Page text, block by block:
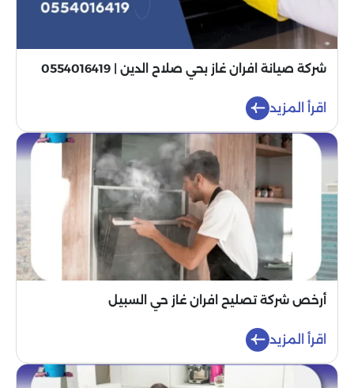
شركة صيانة افران غاز بحي صلاح الدين | 0554016419
اقرأ المزيد
أرخص شركة تصليح افران غاز حي السبيل
اقرأ المزيد